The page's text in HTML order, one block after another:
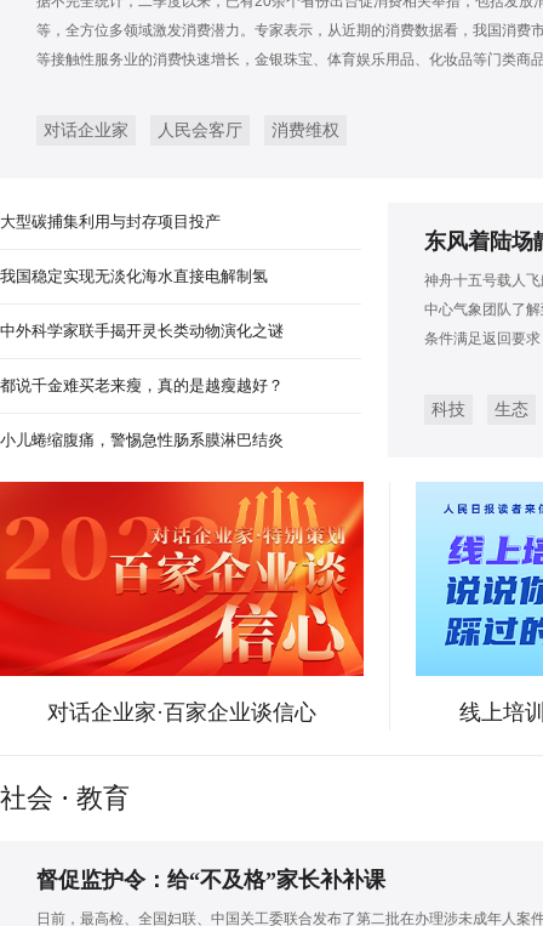
江西宜黄：“农文旅”融合发展 拓宽
等，全方位多领域激发消费潜力。专家表示，从近期的消费数据看，我国消费
等接触性服务业的消费快速增长，金银珠宝、体育娱乐用品、化妆品等门类商
对话企业家 人民会客厅 消费维权
东风着陆场
神舟十五号载人
中心气象团队了
条件满足返回要
科技 生态
大型碳捕集利用与封存项目投产
我国稳定实现无淡化海水直接电解制氢
中外科学家联手揭开灵长类动物演化之谜
都说千金难买老来瘦，真的是越瘦越好？
小儿蜷缩腹痛，警惕急性肠系膜淋巴结炎
对话企业家·百家企业谈信心 线上培
社会 · 教育
督促监护令：给“不及格”家长补补课
日前，最高检、全国妇联、中国关工委联合发布了第二批在办理涉未成年人案